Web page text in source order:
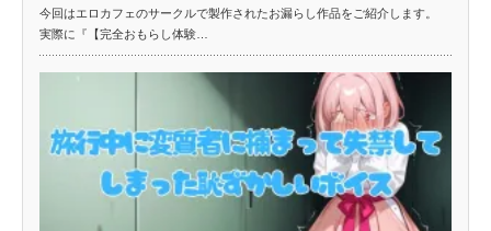
今回はエロカフェのサークルで製作されたお漏らし作品をご紹介します。
実際に『【完全おもらし体験…